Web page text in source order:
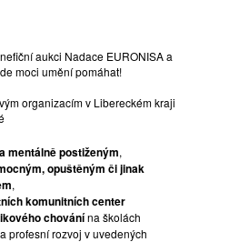
aukci Nadace EURONISA a
moci umění pomáhat!
organizacím v Libereckém kraji
mentálně postiženým,
opuštěným či jinak
,
komunitních center
chovánína školách
profesní rozvoj v uvedených